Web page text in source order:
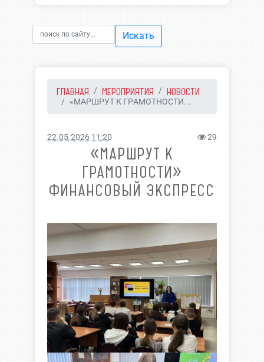
Искать
ГЛАВНАЯ МЕРОПРИЯТИЯ НОВОСТИ
«МАРШРУТ К ГРАМОТНОСТИ...
22.05.2026 11:20 29
«МАРШРУТ К
ГРАМОТНОСТИ»
ФИНАНСОВЫЙ ЭКСПРЕСС